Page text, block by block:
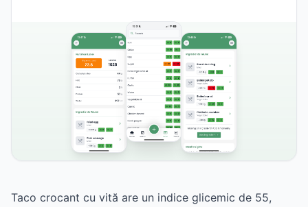
Taco crocant cu vită are un indice glicemic de 55,